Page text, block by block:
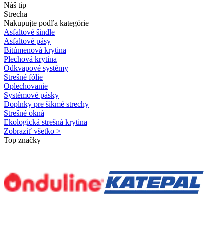
Náš tip
Strecha
Nakupujte podľa kategórie
Asfaltové šindle
Asfaltové pásy
Bitúmenová krytina
Plechová krytina
Odkvapové systémy
Strešné fólie
Oplechovanie
Systémové pásky
Doplnky pre šikmé strechy
Strešné okná
Ekologická strešná krytina
Zobraziť všetko >
Top značky